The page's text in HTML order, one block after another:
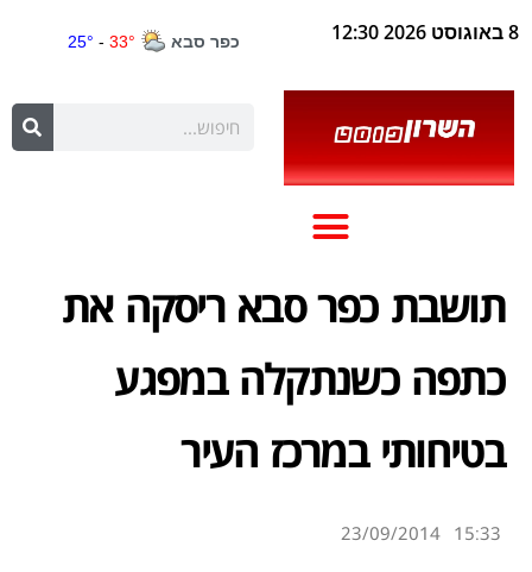
8 באוגוסט 2026 12:30
תושבת כפר סבא ריסקה את
כתפה כשנתקלה במפגע
בטיחותי במרכז העיר
15:33
23/09/2014